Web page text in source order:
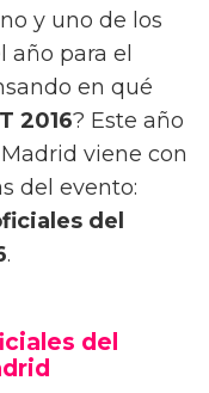
y uno de los
para el
en qué
2016? Este año
viene con
del evento:
del
.
del